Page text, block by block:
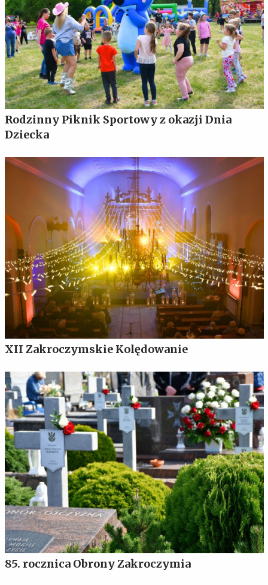
Rodzinny Piknik Sportowy z okazji Dnia
Dziecka
XII Zakroczymskie Kolędowanie
85. rocznica Obrony Zakroczymia